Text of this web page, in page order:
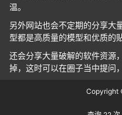
温。
另外网站也会不定期的分享大
型都是高质量的模型和优质的贴
还会分享大量破解的软件资源
掉，这时可以在圈子当中提问
Copyright